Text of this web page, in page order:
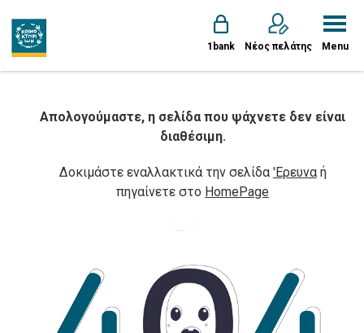
1bank Νέος πελάτης Menu
Απολογούμαστε, η σελίδα που ψάχνετε δεν είναι
διαθέσιμη.
Δοκιμάστε εναλλακτικά την σελίδα 'Ερευναή
πηγαίνετε στο HomePage